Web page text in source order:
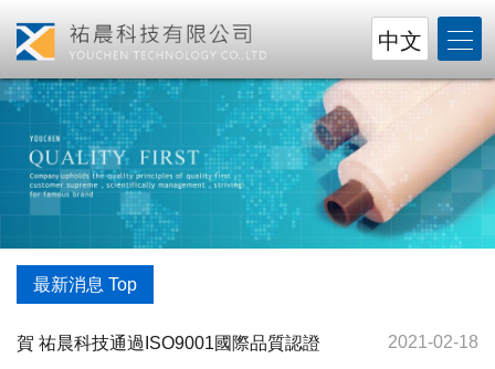
中文
最新消息 Top
賀 祐晨科技通過ISO9001國際品質認證 2021-02-18